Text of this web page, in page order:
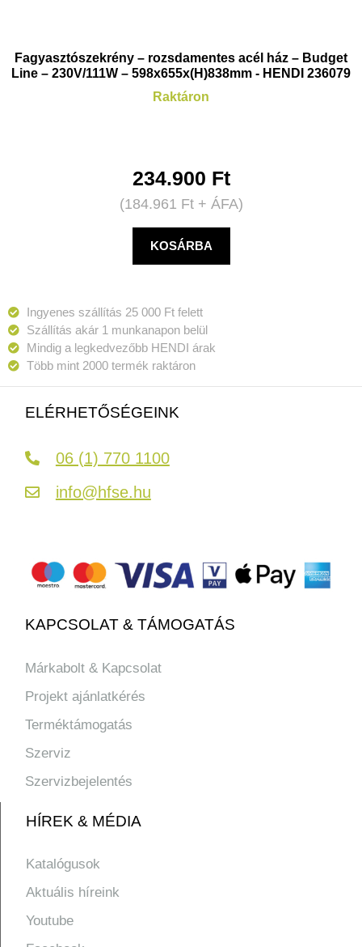
Fagyasztószekrény – rozsdamentes acél ház – Budget
Line – 230V/111W – 598x655x(H)838mm - HENDI 236079
Raktáron
234.900 Ft
(184.961 Ft+ ÁFA)
KOSÁRBA
Ingyenes szállítás 25 000 Ft felett
Szállítás akár 1 munkanapon belül
Mindig a legkedvezőbb HENDI árak
Több mint 2000 termék raktáron
ELÉRHETŐSÉGEINK
06 (1) 770 1100
info@hfse.hu
KAPCSOLAT & TÁMOGATÁS
Márkabolt & Kapcsolat
Projekt ajánlatkérés
Terméktámogatás
Szerviz
Szervizbejelentés
HÍREK & MÉDIA
Katalógusok
Aktuális híreink
Youtube